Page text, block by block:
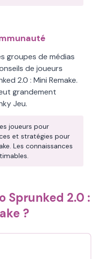
groupes de médias
de joueurs
2.0 : Mini Remake.
grandement
Jeu.
joueurs pour
et stratégies pour
Les connaissances
Sprunked 2.0 :
?